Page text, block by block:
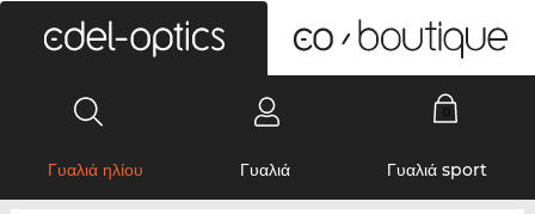
Γυαλιά ηλίου Γυαλιά Γυαλιά sport